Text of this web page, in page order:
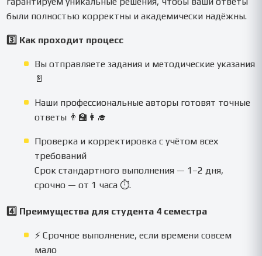
были полностью корректны и академически надёжны.
3️⃣ Как проходит процесс
Вы отправляете задания и методические указания
📄
Наши профессиональные авторы готовят точные
ответы 👨‍🏫👩‍🎓
Проверка и корректировка с учётом всех
требований
Срок стандартного выполнения — 1–2 дня,
срочно — от 1 часа ⏱.
4️⃣ Преимущества для студента 4 семестра
⚡ Срочное выполнение, если времени совсем
мало